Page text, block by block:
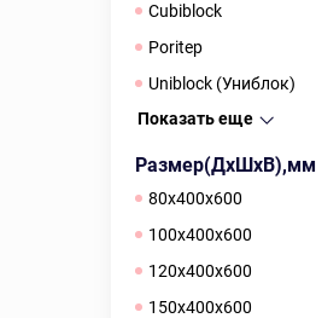
Cubiblock
Poritep
Uniblock (Униблок)
Показать еще
Размер(ДхШхВ),мм
80х400х600
100х400х600
120х400х600
150х400х600